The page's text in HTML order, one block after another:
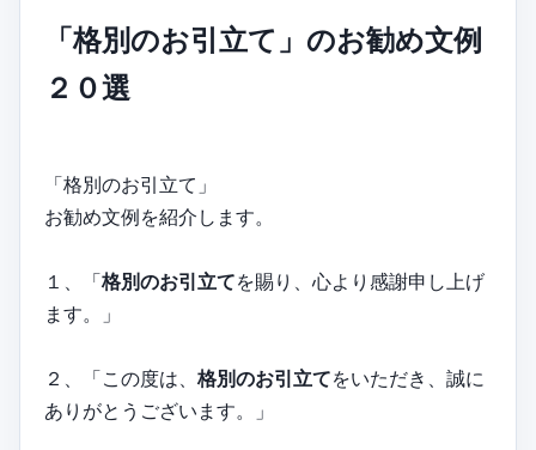
「格別のお引立て」のお勧め文例
２０選
「格別のお引立て」
お勧め文例を紹介します。
１、「格別のお引立てを賜り、心より感謝申し上げ
ます。」
２、「この度は、 格別のお引立てをいただき、誠に
ありがとうございます。」